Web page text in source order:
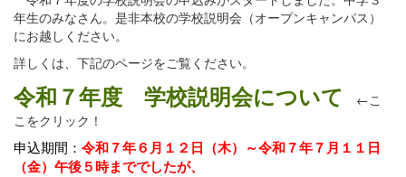
年生のみなさん。是非本校の学校説明会（オープンキャンパス）
にお越しください。
詳しくは、下記のページをご覧ください。
令和７年度 学校説明会について
←こ
こをクリック！
申込期間： 令和７年６月１２日（木）～令和７年７月１１日
（金）午後５時まででしたが、